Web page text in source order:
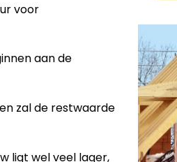
voor
aan de
zal de restwaarde
ligt wel veel lager,